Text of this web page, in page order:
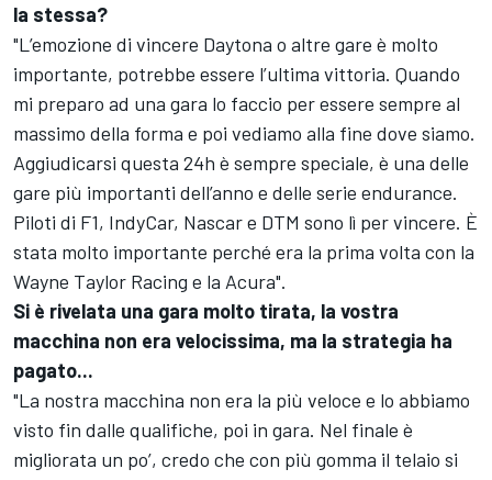
la stessa?
"L’emozione di vincere Daytona o altre gare è molto
importante, potrebbe essere l’ultima vittoria. Quando
mi preparo ad una gara lo faccio per essere sempre al
massimo della forma e poi vediamo alla fine dove siamo.
Aggiudicarsi questa 24h è sempre speciale, è una delle
gare più importanti dell’anno e delle serie endurance.
Piloti di F1, IndyCar, Nascar e DTM sono lì per vincere. È
stata molto importante perché era la prima volta con la
Wayne Taylor Racing e la Acura".
Si è rivelata una gara molto tirata, la vostra
macchina non era velocissima, ma la strategia ha
pagato...
"La nostra macchina non era la più veloce e lo abbiamo
visto fin dalle qualifiche, poi in gara. Nel finale è
migliorata un po’, credo che con più gomma il telaio si